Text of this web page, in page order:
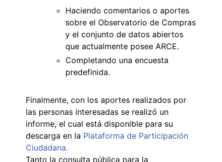
Haciendo comentarios o aportes
sobre el Observatorio de Compras
y el conjunto de datos abiertos
que actualmente posee ARCE.
Completando una encuesta
predefinida.
Finalmente, con los aportes realizados por
las personas interesadas se realizó un
informe, el cual está disponible para su
descarga en la Plataforma de Participación
Ciudadana.
Tanto la consulta pública para la